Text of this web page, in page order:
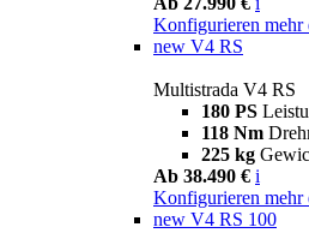
Konfigurieren mehr
new V4 RS
Multistrada V4 RS
180 PS
118 Nm
225 kg
Ab 38.490 € i
Konfigurieren mehr
new V4 RS 100